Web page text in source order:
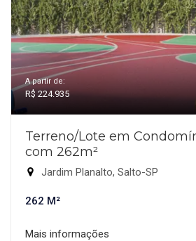
A partir de:
R$ 224.935
Terreno/Lote em
com 262m²
Jardim Planalto, Salto-SP
262 M²
Mais informações